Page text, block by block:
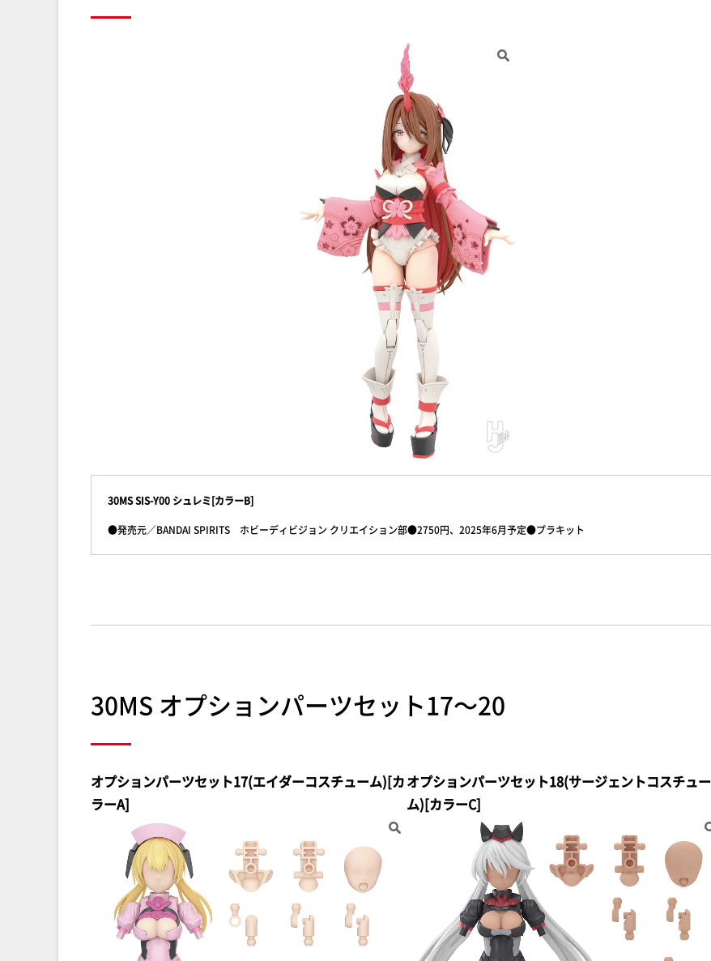
30MS SIS-Y00 シュレミ[カラーB]
●発売元／BANDAI SPIRITS ホビーディビジョン クリエイション部●2750円、2025年6月予定●プラキット
30MS オプションパーツセット17～20
オプションパーツセット17(エイダーコスチューム)[カ
ラーA]
オプションパーツセット18(サージェントコスチュー
ム)[カラーC]